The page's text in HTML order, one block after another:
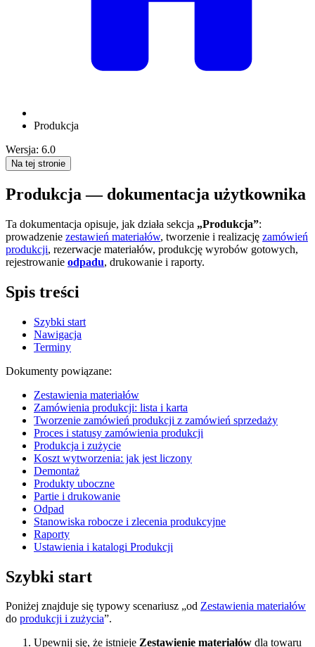
Produkcja
Wersja: 6.0
Na tej stronie
Produkcja — dokumentacja użytkownika
Ta dokumentacja opisuje, jak działa sekcja „Produkcja”:
prowadzenie zestawień materiałów, tworzenie i realizację zamówień
produkcji, rezerwacje materiałów, produkcję wyrobów gotowych,
rejestrowanie odpadu, drukowanie i raporty.
Spis treści
Szybki start
Nawigacja
Terminy
Dokumenty powiązane:
Zestawienia materiałów
Zamówienia produkcji: lista i karta
Tworzenie zamówień produkcji z zamówień sprzedaży
Proces i statusy zamówienia produkcji
Produkcja i zużycie
Koszt wytworzenia: jak jest liczony
Demontaż
Produkty uboczne
Partie i drukowanie
Odpad
Stanowiska robocze i zlecenia produkcyjne
Raporty
Ustawienia i katalogi Produkcji
Szybki start
Poniżej znajduje się typowy scenariusz „od Zestawienia materiałów
do produkcji i zużycia”.
Upewnij się, że istnieje Zestawienie materiałów dla towaru